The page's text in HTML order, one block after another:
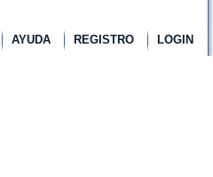
AYUDA REGISTRO LOGIN